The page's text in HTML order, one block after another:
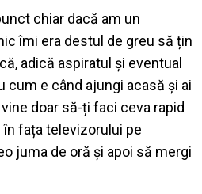
chiar dacă am un
îmi era destul de greu să țin
adică aspiratul și eventual
cum e când ajungi acasă și ai
doar să-ți faci ceva rapid
fața televizorului pe
juma de oră și apoi să mergi